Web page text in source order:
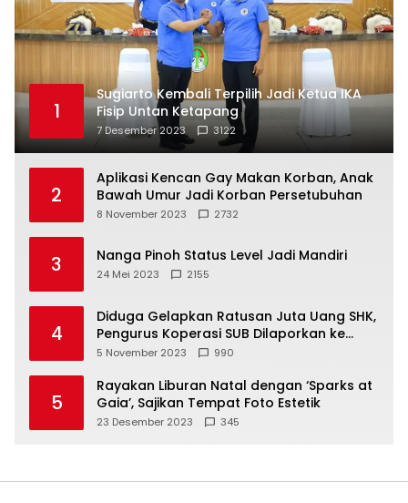
1
Sugiarto Kembali Terpilih Jadi Ketua IKA
Fisip Untan Ketapang
7 Desember 2023 3122
2
Aplikasi Kencan Gay Makan Korban, Anak
Bawah Umur Jadi Korban Persetubuhan
8 November 2023 2732
3 Nanga Pinoh Status Level Jadi Mandiri
24 Mei 2023 2155
4
Diduga Gelapkan Ratusan Juta Uang SHK,
Pengurus Koperasi SUB Dilaporkan ke
Polisi
5 November 2023 990
5
Rayakan Liburan Natal dengan ‘Sparks at
Gaia’, Sajikan Tempat Foto Estetik
23 Desember 2023 345